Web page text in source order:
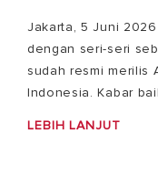
Jakarta, 5 Juni
dengan seri-seri
sudah resmi merilis
Indonesia. Kabar
LEBIH LANJUT